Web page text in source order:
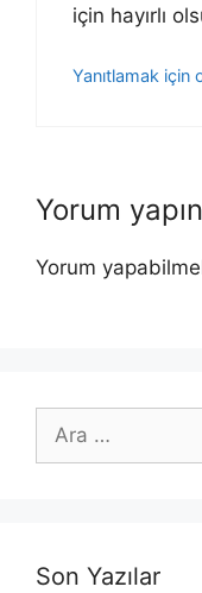
için hayırlı
Yanıtlamak için
Yorum yapın
Yorum
için
Son Yazılar